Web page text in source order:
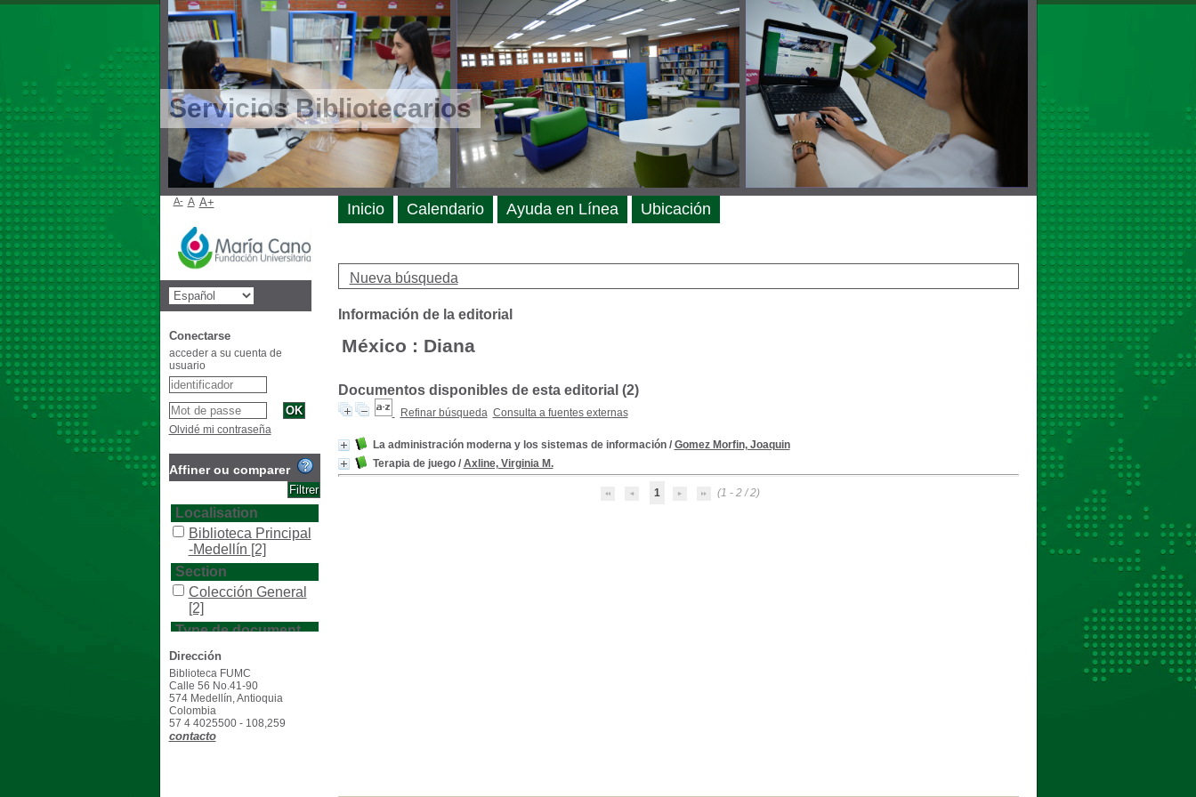
Servicios Bibliotecarios
Nueva búsqueda
Información de la editorial
México : Diana
Documentos disponibles de esta editorial (2)
Refinar búsqueda Consulta a fuentes externas
La administración moderna y los sistemas de información/ Gomez Morfin, Joaquin
Terapia de juego/ Axline, Virginia M.
1 (1 - 2 / 2)
Inicio Calendario Ayuda en Línea Ubicación
A- A A+
Conectarse
acceder a su cuenta de
usuario
Olvidé mi contraseña
Affiner ou comparer
Localisation
Biblioteca Principal
-Medellín [2]
Section
Colección General
[2]
Type de document
texto impreso
Dirección
Biblioteca FUMC
Calle 56 No.41-90
574 Medellín, Antioquia
Colombia
57 4 4025500 - 108,259
contacto